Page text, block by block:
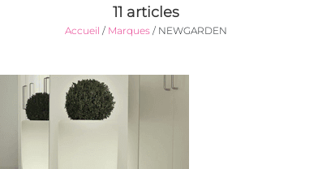
11 articles
Accueil / Marques/ NEWGARDEN